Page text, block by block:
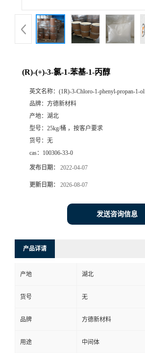
(R)-(+)-3-氯-1-苯基-1-丙醇
英文名称： (1R)-3-Chloro-1-phenyl-propan-1-ol
品牌： 方德新材料
产地： 湖北
型号： 25kg/桶 ，按客户要求
货号： 无
cas： 100306-33-0
发布日期： 2022-04-07
更新日期： 2026-08-07
发送咨询信息
产品详请
产地 湖北
货号 无
品牌 方德新材料
用途 中间体